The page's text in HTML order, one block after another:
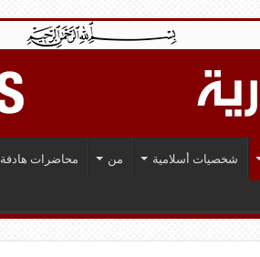
شخصيات أسلامية من محاضرات هادفة